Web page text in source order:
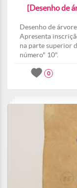
[Desenho de
Desenho de
Apresenta
na parte superior
número" 10".
0